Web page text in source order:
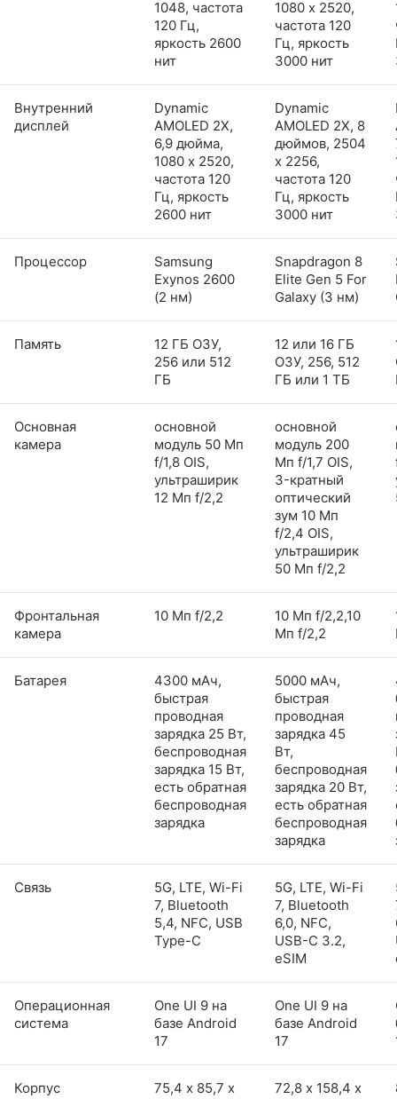
1048, частота
120 Гц,
яркость 2600
нит
1080 x 2520,
частота 120
Гц, яркость
3000 нит
Внутренний
дисплей
Dynamic
AMOLED 2X,
6,9 дюйма,
1080 x 2520,
частота 120
Гц, яркость
2600 нит
Dynamic
AMOLED 2X, 8
дюймов, 2504
x 2256,
частота 120
Гц, яркость
3000 нит
Процессор
Samsung
Exynos 2600
(2 нм)
Snapdragon 8
Elite Gen 5 For
Galaxy (3 нм)
Память
12 ГБ ОЗУ,
256 или 512
ГБ
12 или 16 ГБ
ОЗУ, 256, 512
ГБ или 1 ТБ
Основная
камера
основной
модуль 50 Мп
f/1,8 OIS,
ультраширик
12 Мп f/2,2
основной
модуль 200
Мп f/1,7 OIS,
3-кратный
оптический
зум 10 Мп
f/2,4 OIS,
ультраширик
50 Мп f/2,2
Фронтальная
камера
10 Мп f/2,2
10 Мп f/2,2,10
Мп f/2,2
Батарея
4300 мАч,
быстрая
проводная
зарядка 25 Вт,
беспроводная
зарядка 15 Вт,
есть обратная
беспроводная
зарядка
5000 мАч,
быстрая
проводная
зарядка 45
Вт,
беспроводная
зарядка 20 Вт,
есть обратная
беспроводная
зарядка
Связь
5G, LTE, Wi-Fi
7, Bluetooth
5,4, NFC, USB
Type-C
5G, LTE, Wi-Fi
7, Bluetooth
6,0, NFC,
USB-C 3.2,
eSIM
Операционная
система
One UI 9 на
базе Android
17
One UI 9 на
базе Android
17
Корпус
75,4 х 85,7 х
72,8 х 158,4 х